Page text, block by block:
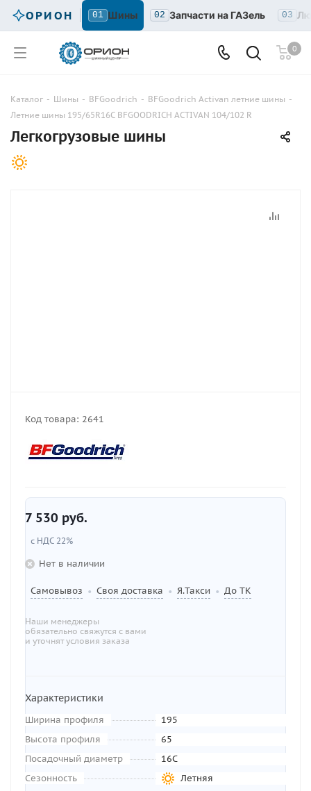
ОРИОН 01 Шины 02 Запчасти на ГАЗель 03
0
Каталог - Шины - BFGoodrich - BFGoodrich Activan летние шины -
Летние шины 195/65R16C BFGOODRICH ACTIVAN 104/102 R
Легкогрузовые шины
Код товара: 2641
7 530 руб.
с НДС 22%
Нет в наличии
Самовывоз • Своя доставка • Я.Такси • До ТК
Наши менеджеры
обязательно свяжутся с вами
и уточнят условия заказа
Характеристики
Ширина профиля
195
Высота профиля
65
Посадочный диаметр
16C
Сезонность
Летняя